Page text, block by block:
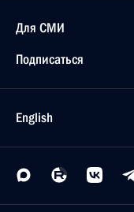
Для СМИ
Подписаться
English